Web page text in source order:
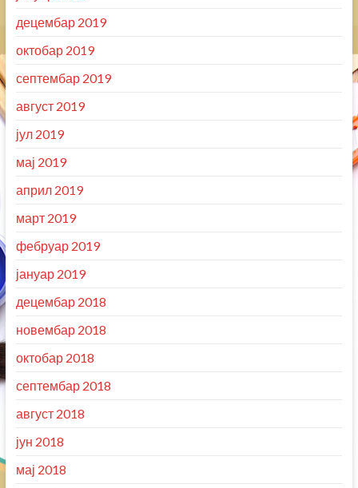
децембар 2019
октобар 2019
септембар 2019
август 2019
јул 2019
мај 2019
април 2019
март 2019
фебруар 2019
јануар 2019
децембар 2018
новембар 2018
октобар 2018
септембар 2018
август 2018
јун 2018
мај 2018